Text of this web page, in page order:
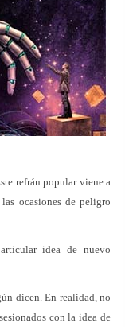
refrán popular viene a
ocasiones de peligro
idea de nuevo
dicen. En realidad, no
con la idea de